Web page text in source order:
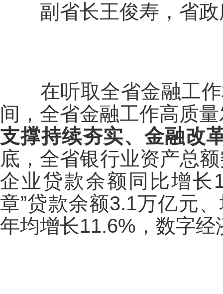
副省长王俊寿，省政
在听取全省金融工作
间，全省金融工作高质
支撑持续夯实、金融改
底，全省银行业资产总
企业贷款余额同比增长
章”贷款余额3.1万亿元
年均增长11.6%，数字